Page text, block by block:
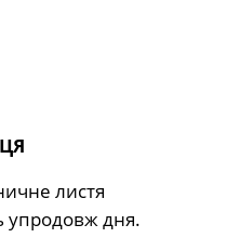
листя
упродовж дня.